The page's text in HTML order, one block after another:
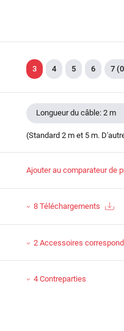
3 4 5 6 7
Longueur du câble: 2 m
(Standard 2 m et 5 m.
Ajouter au comparateur de
8 Téléchargements
2 Accessoires
4 Contreparties